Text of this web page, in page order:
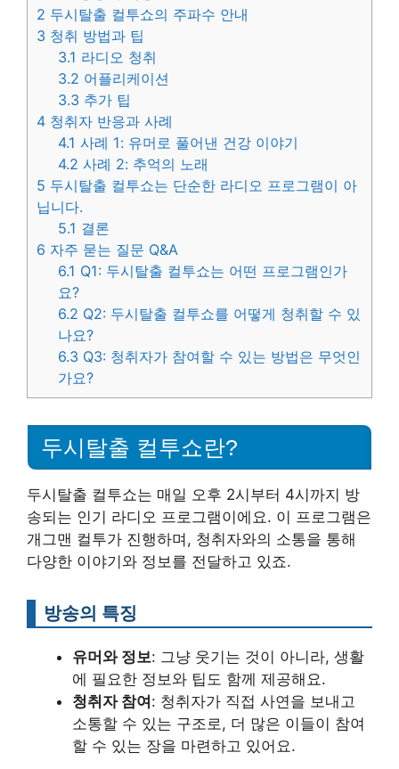
2 두시탈출 컬투쇼의 주파수 안내
3 청취 방법과 팁
3.1 라디오 청취
3.2 어플리케이션
3.3 추가 팁
4 청취자 반응과 사례
4.1 사례 1: 유머로 풀어낸 건강 이야기
4.2 사례 2: 추억의 노래
5 두시탈출 컬투쇼는 단순한 라디오 프로그램이 아
닙니다.
5.1 결론
6 자주 묻는 질문 Q&A
6.1 Q1: 두시탈출 컬투쇼는 어떤 프로그램인가
요?
6.2 Q2: 두시탈출 컬투쇼를 어떻게 청취할 수 있
나요?
6.3 Q3: 청취자가 참여할 수 있는 방법은 무엇인
가요?
두시탈출 컬투쇼란?
두시탈출 컬투쇼는 매일 오후 2시부터 4시까지 방
송되는 인기 라디오 프로그램이에요. 이 프로그램은
개그맨 컬투가 진행하며, 청취자와의 소통을 통해
다양한 이야기와 정보를 전달하고 있죠.
방송의 특징
유머와 정보: 그냥 웃기는 것이 아니라, 생활
에 필요한 정보와 팁도 함께 제공해요.
청취자 참여: 청취자가 직접 사연을 보내고
소통할 수 있는 구조로, 더 많은 이들이 참여
할 수 있는 장을 마련하고 있어요.